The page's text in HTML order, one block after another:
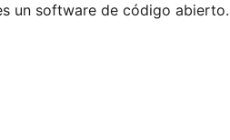
un software de código